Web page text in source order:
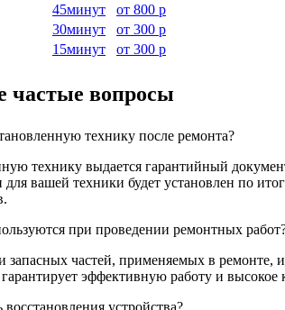
45минут от 800 р
30минут от 300 р
15минут от 300 р
частые вопросы
технику после ремонта?
технику выдается гарантийный
вашей техники будет установлен по
при проведении ремонтных
частей, применяемых в ремонте,
эффективную работу и
устройства?